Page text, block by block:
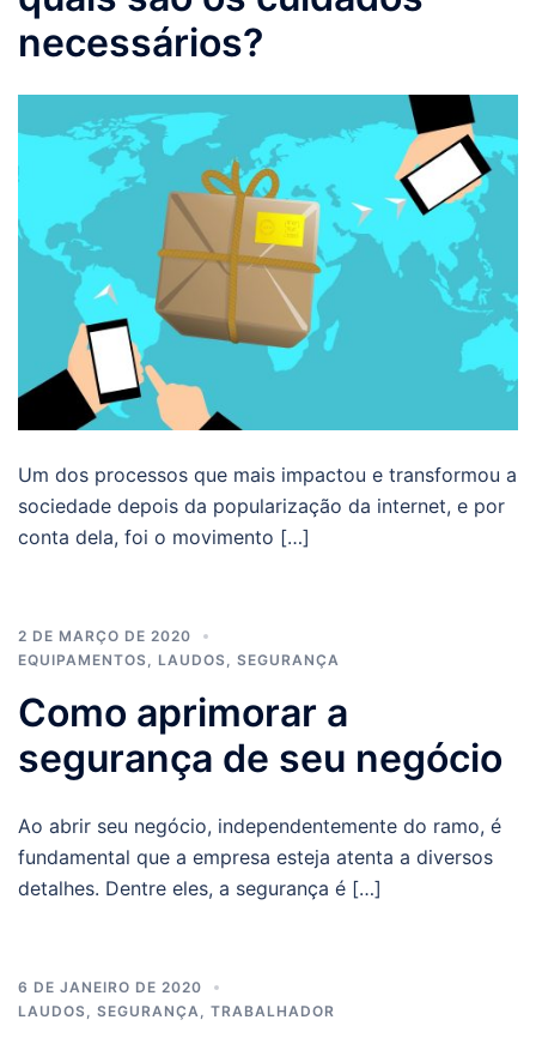
necessários?
Um dos processos que mais impactou e transformou a
sociedade depois da popularização da internet, e por
conta dela, foi o movimento […]
2 DE MARÇO DE 2020
EQUIPAMENTOS
LAUDOS SEGURANÇA
Como aprimorar a
segurança de seu negócio
Ao abrir seu negócio, independentemente do ramo, é
fundamental que a empresa esteja atenta a diversos
detalhes. Dentre eles, a segurança é […]
6 DE JANEIRO DE 2020
LAUDOS
SEGURANÇA TRABALHADOR